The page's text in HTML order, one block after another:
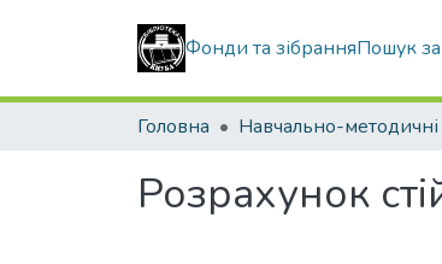
Фонди та зібранняПошук
Головна
Розрахунок